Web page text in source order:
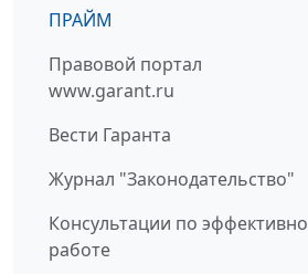
ПРАЙМ
Правовой портал
www.garant.ru
Вести Гаранта
Журнал "Законодательство"
Консультации по
работе